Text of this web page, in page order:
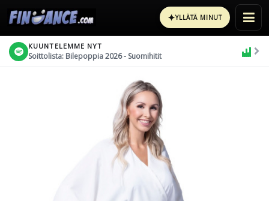
✦YLLÄTÄ MINUT
KUUNTELEMME NYT
Soittolista: Bilepoppia 2026 - Suomihitit